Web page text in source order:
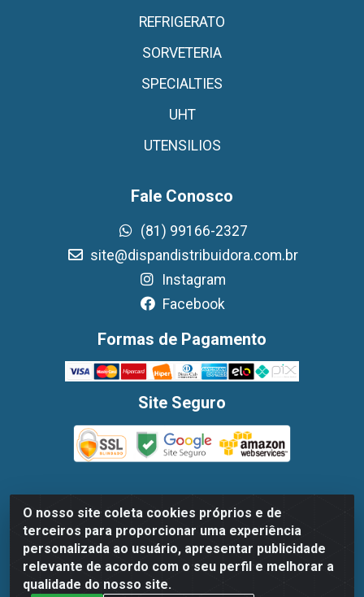
O nosso site coleta cookies próprios e de
terceiros para proporcionar uma experiência
personalizada ao usuário, apresentar publicidade
relevante de acordo com o seu perfil e melhorar a
qualidade do nosso site.
REFRIGERATO
SORVETERIA
SPECIALTIES
UHT
UTENSILIOS
Fale Conosco
(81) 99166-2327
site@dispandistribuidora.com.br
Instagram
Facebook
Formas de Pagamento
Site Seguro
Dispan Distribuidora de Alimentos LTDA - Avenida
Marechal Mascarenhas De Moraes, 1048- Imbiribeira,
Recife/PE - CEP 51.170-000 - CNPJ 30.779.584/0003-78